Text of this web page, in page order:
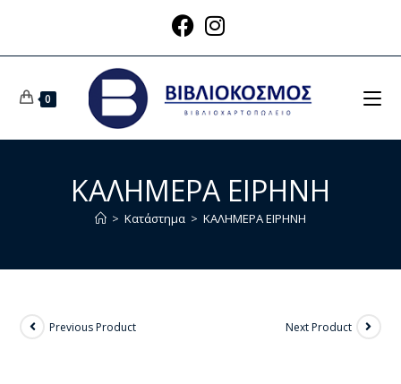
0
ΚΑΛΗΜΕΡΑ ΕΙΡΗΝΗ
> Κατάστημα > ΚΑΛΗΜΕΡΑ ΕΙΡΗΝΗ
Previous Product Next Product